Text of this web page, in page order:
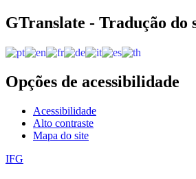
GTranslate - Tradução do
Opções de acessibilidade
Acessibilidade
Alto contraste
Mapa do site
IFG